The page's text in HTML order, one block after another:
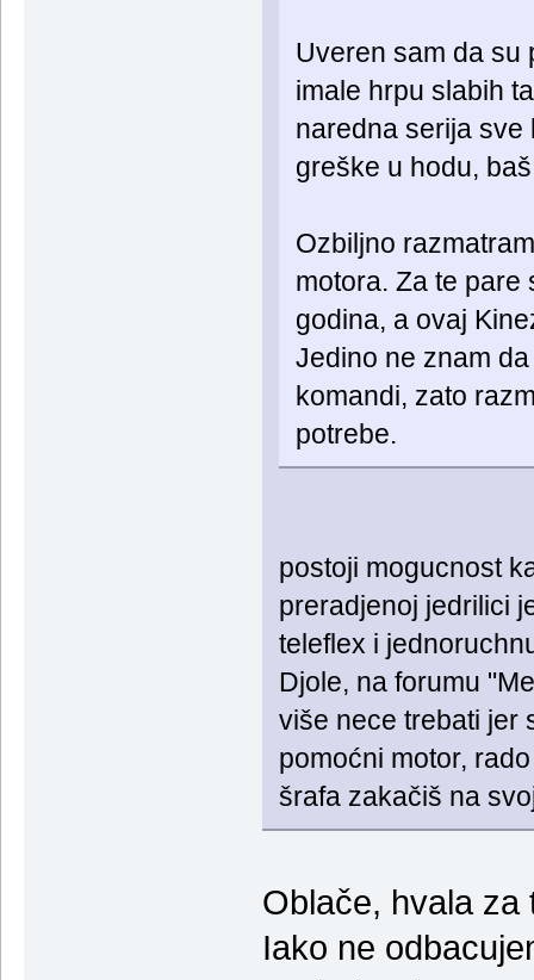
Uveren sam da su
imale hrpu slabih
naredna serija sve
greške u hodu,
Ozbiljno
motora. Za te pare
godina, a ovaj
Jedino ne znam
komandi, zato
potrebe.
postoji mogucnost
preradjenoj jedrilici
teleflex i
Djole, na forumu
više nece trebati jer
pomoćni motor,
šrafa zakačiš na
Oblače, hvala za
Iako ne